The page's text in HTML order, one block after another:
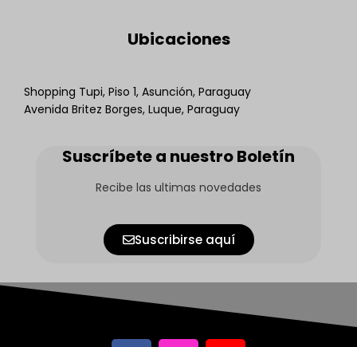
Ubicaciones
Shopping Tupi, Piso 1, Asunción, Paraguay
Avenida Britez Borges, Luque, Paraguay
Suscríbete a nuestro Boletín
Recibe las ultimas novedades
Suscribirse aquí